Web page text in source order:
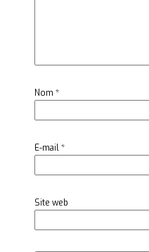
Nom *
E-mail*
Site web